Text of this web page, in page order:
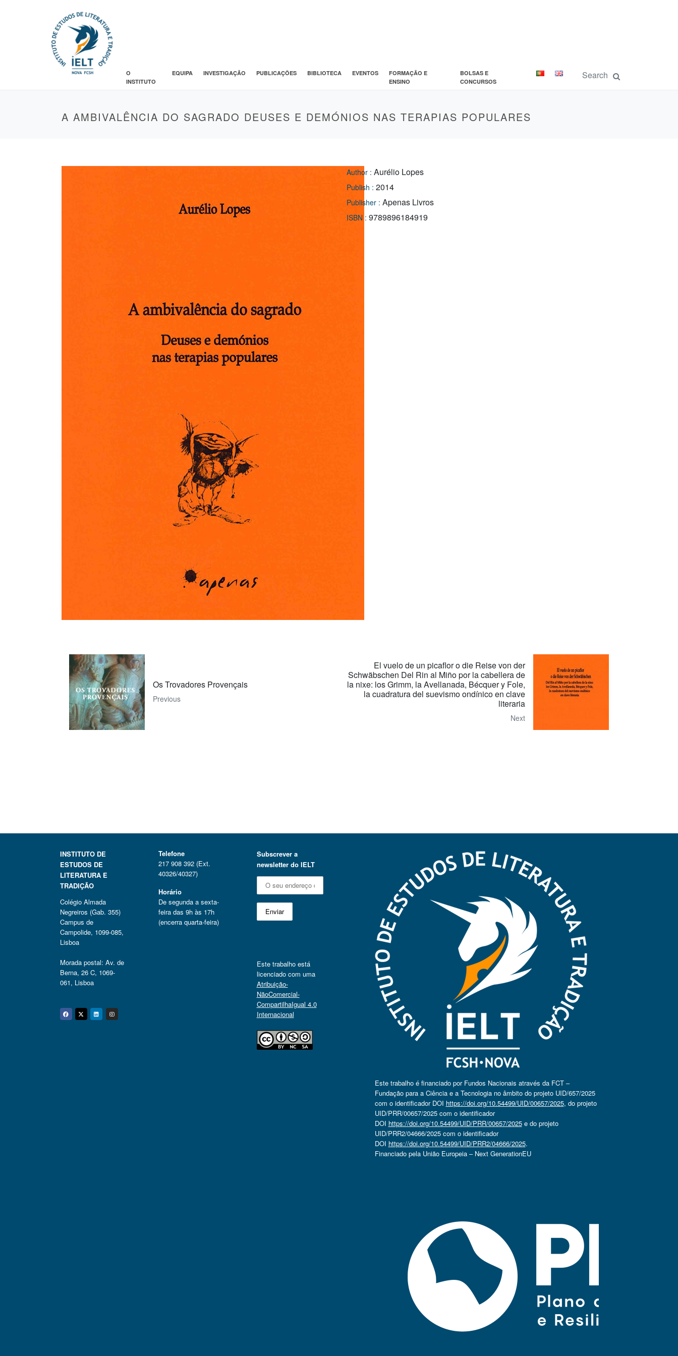
O
INSTITUTO
EQUIPA INVESTIGAÇÃO PUBLICAÇÕES BIBLIOTECA EVENTOS
FORMAÇÃO E
ENSINO
BOLSAS E
CONCURSOS
A AMBIVALÊNCIA DO SAGRADO DEUSES E DEMÓNIOS NAS TERAPIAS POPULARES
Author : Aurélio Lopes
Publish : 2014
Publisher : Apenas Livros
ISBN : 9789896184919
Os Trovadores Provençais
Previous
El vuelo de un picaflor o die Reise von der
Schwäbschen Del Rin al Miño por la cabellera de
la nixe: los Grimm, la Avellanada, Bécquer y Fole,
la cuadratura del suevismo ondínico en clave
literaria
Next
INSTITUTO DE
ESTUDOS DE
LITERATURA E
TRADIÇÃO
Colégio Almada
Negreiros (Gab. 355)
Campus de
Campolide, 1099-085,
Lisboa
Morada postal: Av. de
Berna, 26 C, 1069-
061, Lisboa
Facebook
Twitter
Linkedin
Instagram
Telefone
217 908 392 (Ext.
40326/40327)
Horário
De segunda a sexta-
feira das 9h às 17h
(encerra quarta-feira)
Subscrever a
newsletter do IELT
Este trabalho está
licenciado com uma
Atribuição-
NãoComercial-
CompartilhaIgual 4.0
Internacional
Este trabalho é financiado por Fundos Nacionais através da FCT –
Fundação para a Ciência e a Tecnologia no âmbito do projeto UID/657/2025
com o identificador DOI https://doi.org/10.54499/UID/00657/2025, do projeto
UID/PRR/00657/2025 com o identificador
DOI https://doi.org/10.54499/UID/PRR/00657/2025e do projeto
UID/PRR2/04666/2025 com o identificador
DOI https://doi.org/10.54499/UID/PRR2/04666/2025.
Financiado pela União Europeia – Next GenerationEU